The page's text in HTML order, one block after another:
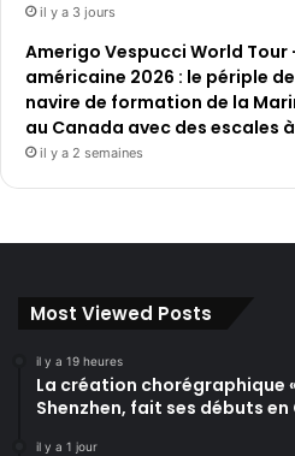
il y a 3 jours
Amerigo Vespucci World
américaine 2026 : le périple
navire de formation de la
au Canada avec des escales
il y a 2 semaines
Most Viewed Posts
il y a 19 heures
La création chorégraphique
Shenzhen, fait ses débuts en
il y a 1 jour